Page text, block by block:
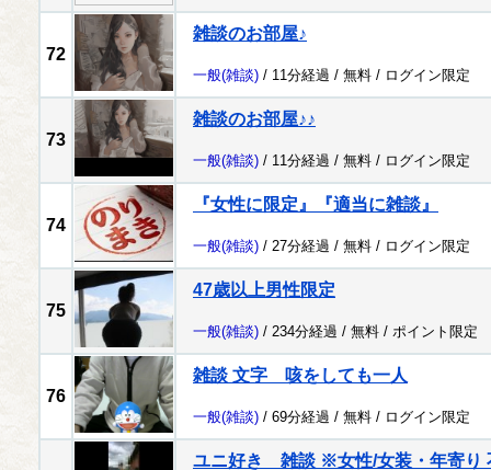
72
雑談のお部屋♪
一般(雑談) / 11分経過 / 無料 / ログイン限定
73
雑談のお部屋♪♪
一般(雑談) / 11分経過 / 無料 / ログイン限定
74
『女性に限定』『適当に雑談』
一般(雑談) / 27分経過 / 無料 / ログイン限定
75
47歳以上男性限定
一般(雑談) / 234分経過 / 無料 / ポイント限定
76
雑談 文字 咳をしても一人
一般(雑談) / 69分経過 / 無料 / ログイン限定
ユニ好き 雑談 ※女性/女装・年寄り